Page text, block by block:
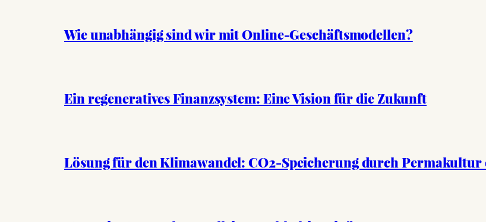
Wie unabhängig sind wir mit Online-Geschäftsmodellen?
Ein regeneratives Finanzsystem: Eine Vision für die Zukunft
Lösung für den Klimawandel: CO2-Speicherung durch Permakultur